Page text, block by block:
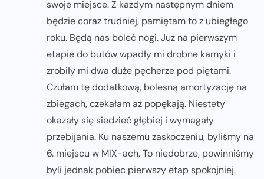
swoje miejsce. Z każdym następnym dniem
będzie coraz trudniej, pamiętam to z ubiegłego
roku. Będą nas boleć nogi. Już na pierwszym
etapie do butów wpadły mi drobne kamyki i
zrobiły mi dwa duże pęcherze pod piętami.
Czułam tę dodatkową, bolesną amortyzację na
zbiegach, czekałam aż popękają. Niestety
okazały się siedzieć głębiej i wymagały
przebijania. Ku naszemu zaskoczeniu, byliśmy na
6. miejscu w MIX-ach. To niedobrze, powinniśmy
byli jednak pobiec pierwszy etap spokojniej.